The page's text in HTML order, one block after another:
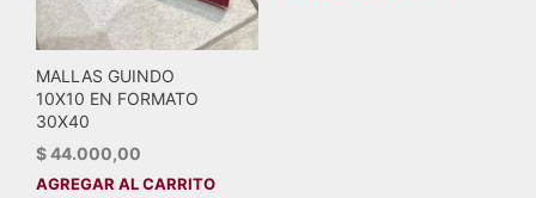
MALLAS GUINDO
10X10 EN FORMATO
30X40
$44.000,00
AGREGAR AL CARRITO